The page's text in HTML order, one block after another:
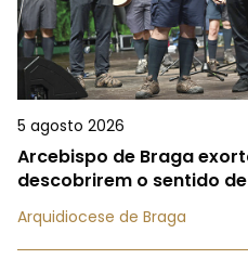
5 agosto 2026
Arcebispo de Braga
descobrirem o sentido
Arquidiocese de Braga